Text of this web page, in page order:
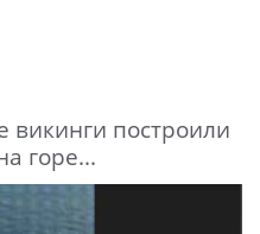
викинги построили
горе...